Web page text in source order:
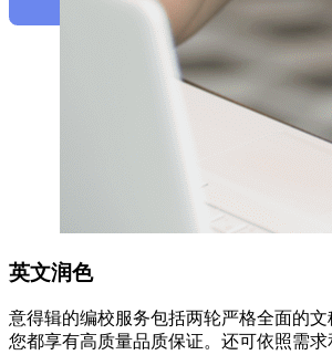
英文润色
意得辑的编校服务包括两轮严格全面的
您都享有高质量品质保证。还可依照需